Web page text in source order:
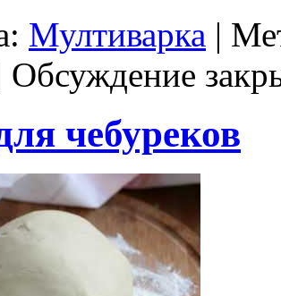
Мултиварка |
Обсуждение
чебуреков